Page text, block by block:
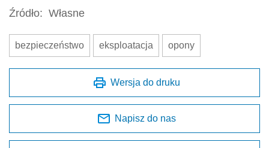
Źródło: Własne
bezpieczeństwo eksploatacja opony
Wersja do druku
Napisz do nas